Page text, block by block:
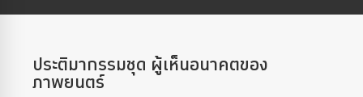
ประติมากรรมชุด ผู้เห็นอนาคตของ
ภาพยนตร์